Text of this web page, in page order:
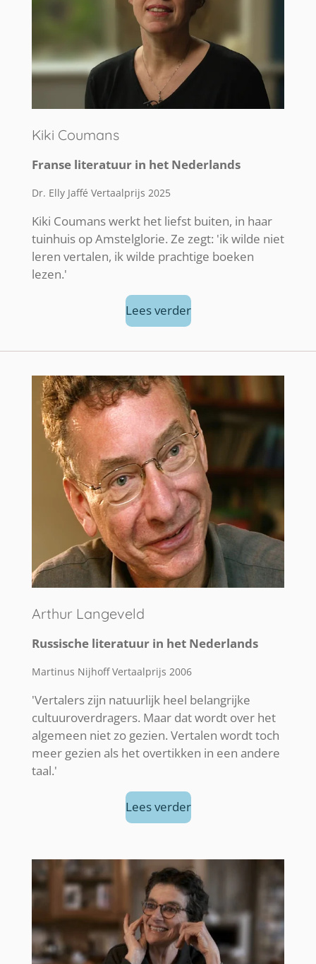
Kiki Coumans
Franse literatuur in het Nederlands
Dr. Elly Jaffé Vertaalprijs 2025
Kiki Coumans werkt het liefst buiten, in haar
tuinhuis op Amstelglorie. Ze zegt: 'ik wilde niet
leren vertalen, ik wilde prachtige boeken
lezen.'
Lees verder
Arthur Langeveld
Russische literatuur in het Nederlands
Martinus Nijhoff Vertaalprijs 2006
'Vertalers zijn natuurlijk heel belangrijke
cultuuroverdragers. Maar dat wordt over het
algemeen niet zo gezien. Vertalen wordt toch
meer gezien als het overtikken in een andere
taal.'
Lees verder